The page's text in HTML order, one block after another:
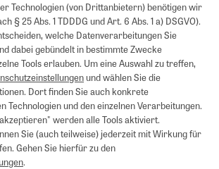
Technologien (von Drittanbietern) benötigen wir
§ 25 Abs. 1 TDDDG und Art. 6 Abs. 1 a) DSGVO).
welche Datenverarbeitungen Sie
dabei gebündelt in bestimmte Zwecke
Tools erlauben. Um eine Auswahl zu treffen,
und wählen Sie die
Dort finden Sie auch konkrete
Technologien und den einzelnen Verarbeitungen.
werden alle Tools aktiviert.
Sie (auch teilweise) jederzeit mit Wirkung für
Gehen Sie hierfür zu den
.